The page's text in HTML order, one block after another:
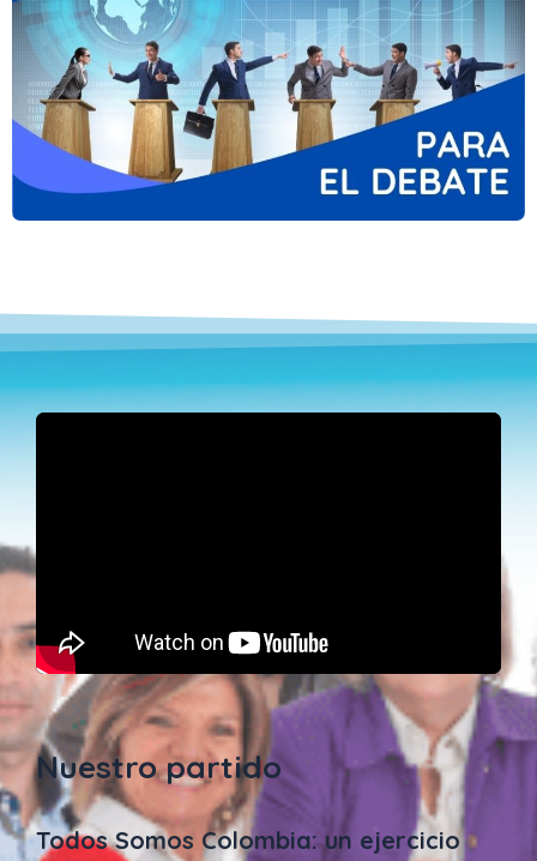
Nuestro partido
Todos Somos Colombia: un ejercicio